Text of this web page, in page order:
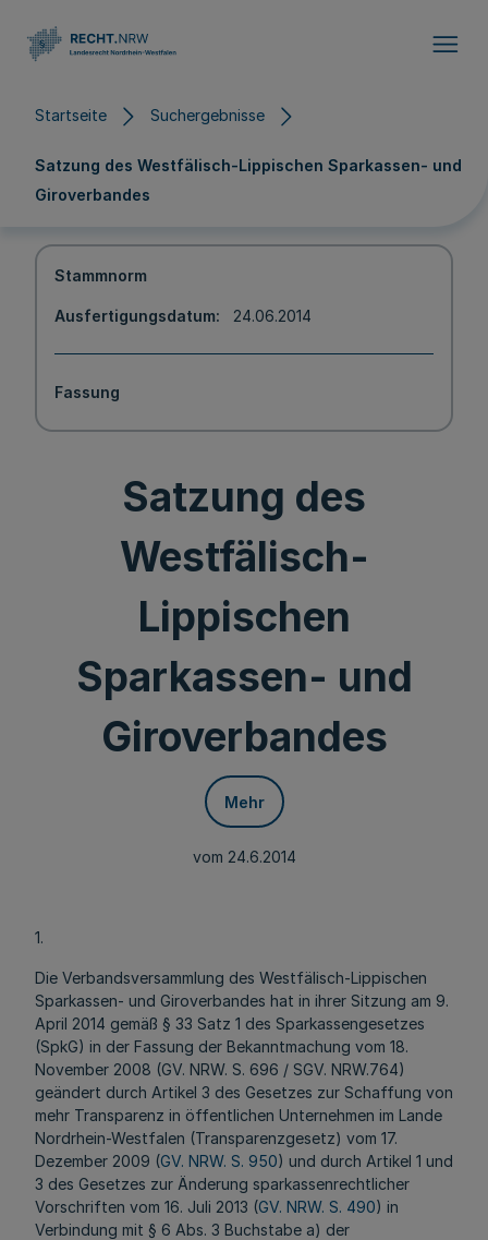
Startseite Suchergebnisse
Satzung des Westfälisch-Lippischen Sparkassen- und
Giroverbandes
Stammnorm
Ausfertigungsdatum 24.06.2014
Fassung
Satzung des
Westfälisch-
Lippischen
Sparkassen- und
Giroverbandes
Mehr
vom 24.6.2014
1.
Die Verbandsversammlung des Westfälisch-Lippischen
Sparkassen- und Giroverbandes hat in ihrer Sitzung am 9.
April 2014 gemäß § 33 Satz 1 des Sparkassengesetzes
(SpkG) in der Fassung der Bekanntmachung vom 18.
November 2008 (GV. NRW. S. 696 / SGV. NRW.764)
geändert durch Artikel 3 des Gesetzes zur Schaffung von
mehr Transparenz in öffentlichen Unternehmen im Lande
Nordrhein-Westfalen (Transparenzgesetz) vom 17.
Dezember 2009 (GV. NRW. S. 950) und durch Artikel 1 und
3 des Gesetzes zur Änderung sparkassenrechtlicher
Vorschriften vom 16. Juli 2013 (GV. NRW. S. 490) in
Verbindung mit § 6 Abs. 3 Buchstabe a) der